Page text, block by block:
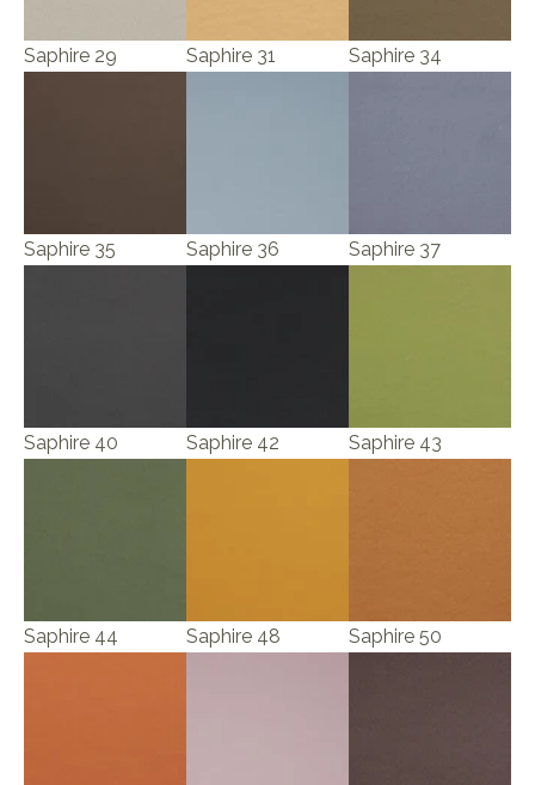
Saphire 29 Saphire 31 Saphire 34
Saphire 35 Saphire 36 Saphire 37
Saphire 40 Saphire 42 Saphire 43
Saphire 44 Saphire 48 Saphire 50